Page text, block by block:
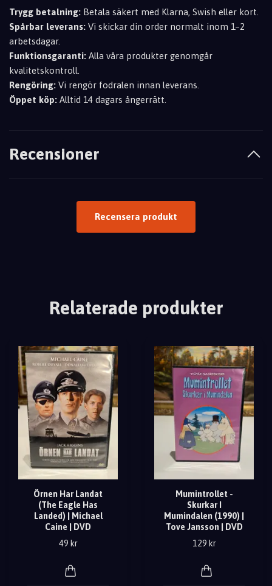
Trygg betalning: Betala säkert med Klarna, Swish eller kort.
Spårbar leverans: Vi skickar din order normalt inom 1–2
arbetsdagar.
Funktionsgaranti: Alla våra produkter genomgår
kvalitetskontroll.
Rengöring: Vi rengör fodralen innan leverans.
Öppet köp: Alltid 14 dagars ångerrätt.
Recensioner
Recensera produkt
Relaterade produkter
Örnen Har Landat
(The Eagle Has
Landed) | Michael
Caine | DVD
49 kr
Mumintrollet -
Skurkar I
Mumindalen (1990) |
Tove Jansson | DVD
129 kr